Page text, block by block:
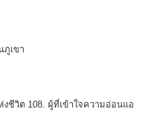
เขา
งชีวิต 108. ผู้ที่เข้าใจความอ่อนแอ